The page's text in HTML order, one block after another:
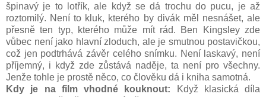
špinavý je to lotřík, ale když se dá trochu do pucu, je až
roztomilý. Není to kluk, kterého by divák měl nesnášet, ale
přesně ten typ, kterého může mít rád. Ben Kingsley zde
vůbec není jako hlavní zloduch, ale je smutnou postavičkou,
což jen podtrhává závěr celého snímku. Není laskavý, není
příjemný, i když zde zůstává naděje, ta není pro všechny.
Jenže tohle je prostě něco, co člověku dá i kniha samotná.
Kdy je na film vhodné kouknout: Když klasická díla